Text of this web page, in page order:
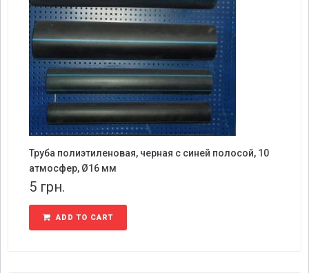
Труба полиэтиленовая, черная с синей полосой, 10
атмосфер, Ø16 мм
5 грн.
ADD TO CART